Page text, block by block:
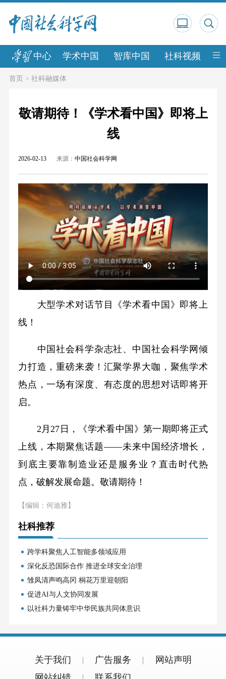
中心 学术中国 智库中国 社科视频 中
首页> 社科融媒体
敬请期待！《学术看中国》即将上
线
2026-02-13 来源： 中国社会科学网
大型学术对话节目《学术看中国》即将上
线！
中国社会科学杂志社、中国社会科学网倾
力打造，重磅来袭！汇聚学界大咖，聚焦学术
热点，一场有深度、有态度的思想对话即将开
启。
2月27日，《学术看中国》第一期即将正式
上线，本期聚焦话题——未来中国经济增长，
到底主要靠制造业还是服务业？直击时代热
点，破解发展命题。敬请期待！
【编辑：何迪雅】
社科推荐
跨学科聚焦人工智能多领域应用
深化反恐国际合作 推进全球安全治理
雏凤清声鸣高冈 桐花万里迎朝阳
促进AI与人文协同发展
以社科力量铸牢中华民族共同体意识
关于我们 广告服务
网站声明